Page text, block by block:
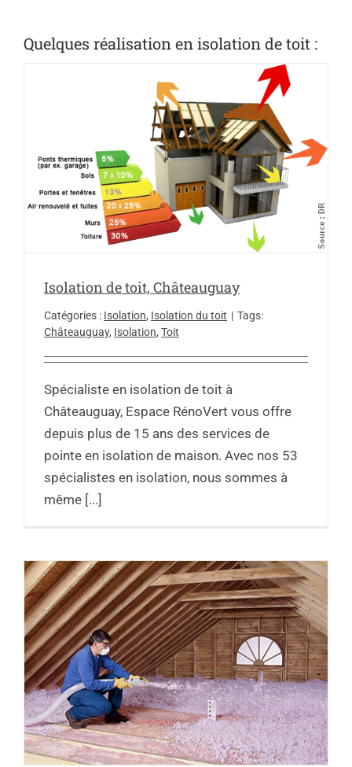
Quelques réalisation en isolation de toit :
Isolation de toit, Châteauguay
Catégories : Isolation, Isolation du toit | Tags:
Châteauguay, Isolation, Toit
Spécialiste en isolation de toit à
Châteauguay, Espace RénoVert vous offre
depuis plus de 15 ans des services de
pointe en isolation de maison. Avec nos 53
spécialistes en isolation, nous sommes à
même [...]